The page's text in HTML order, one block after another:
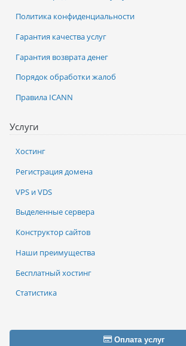
Услуги
Хостинг
Регистрация домена
VPS и VDS
Выделенные сервера
Конструктор сайтов
Наши преимущества
Бесплатный хостинг
Статистика
Политика конфиденциальности
Гарантия качества услуг
Гарантия возврата денег
Порядок обработки жалоб
Правила ICANN
Оплата услуг